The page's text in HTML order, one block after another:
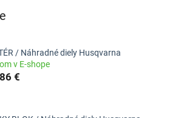
/ Náhradné diely Husqvarna
v E-shope
€